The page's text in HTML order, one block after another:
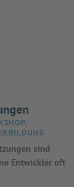
sind
Entwickler oft